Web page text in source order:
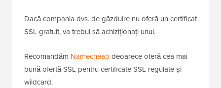
Dacă compania dvs. de găzduire nu oferă un certificat
SSL gratuit, va trebui să achiziționați unul.
Recomandăm Namecheap deoarece oferă cea mai
bună ofertă SSL pentru certificate SSL regulate și
wildcard.